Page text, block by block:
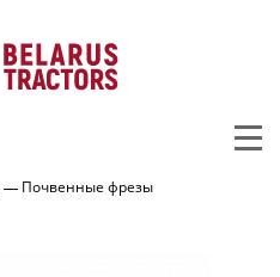
Почвенные фрезы